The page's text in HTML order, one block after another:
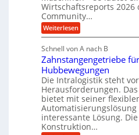
e
m
p
o
n
d
w
e
n
i
g
l
i
k
m
V
e
r
g
l
e
s
c
h
l
ä
u
c
h
e
i
n
2
2
V
a
r
h
n
o
l
o
g
i
e
s
b
e
z
i
e
h
t
Wirtschaftsreports 2026
Community…
Weiterlesen:
M
n
s
c
h
e
n
a
u
c
h
i
Schnell von A nach B
Zahnstangengetriebe
Hubbewegungen
Die Intralogistik steht
Herausforderungen.
bietet mit seiner
Automatisierungslösung
interessante Lösung.
Konstruktion…